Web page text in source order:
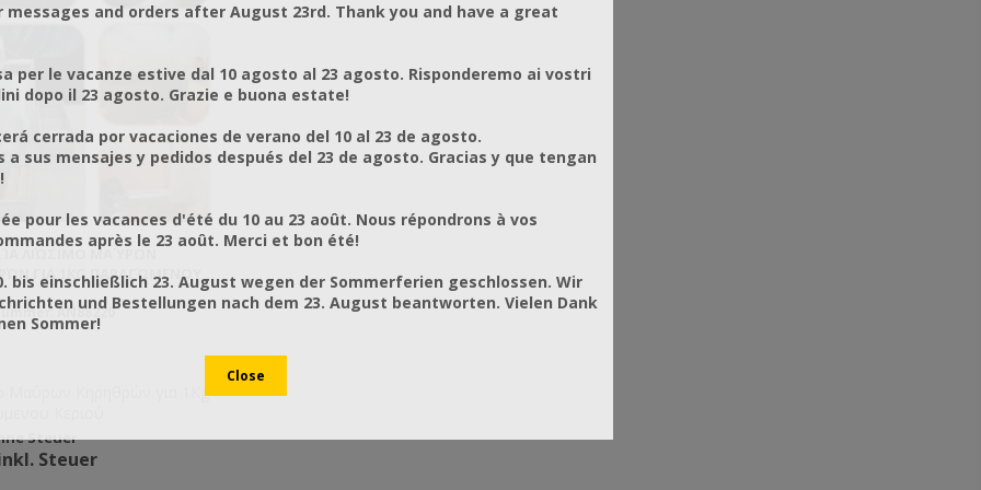
ΛΙΏΣΙΜΟ ΜΑΎΡΩΝ
ΓΙΑ 1KG ΠΑΡΑΓΏΜΕΝΟΥ
AN88220
Μαύρων Κηρηθρών για 1Kg
Steuer
Steuer
messages and orders after August 23rd. Thank you and have a great
per le vacanze estive dal 10 agosto al 23 agosto. Risponderemo ai vostri
dopo il 23 agosto. Grazie e buona estate!
cerrada por vacaciones de verano del 10 al 23 de agosto.
a sus mensajes y pedidos después del 23 de agosto. Gracias y que tengan
pour les vacances d'été du 10 au 23 août. Nous répondrons à vos
après le 23 août. Merci et bon été!
bis einschließlich 23. August wegen der Sommerferien geschlossen. Wir
und Bestellungen nach dem 23. August beantworten. Vielen Dank
Sommer!